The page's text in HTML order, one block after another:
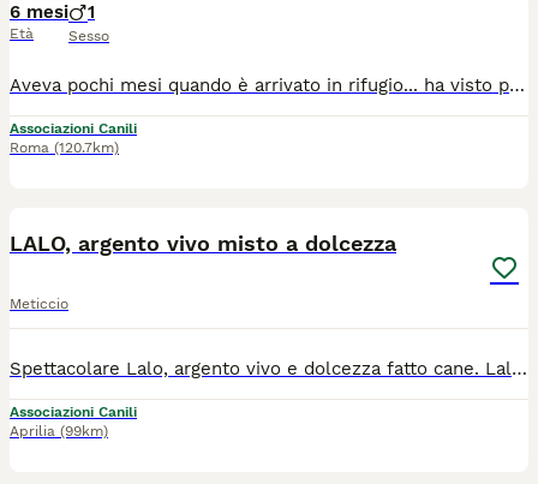
6 mesi
Età
1
Sesso
Aveva pochi mesi quando è arrivato in rifugio... ha visto partire tutti i fratelli, invece per Corfu' il box non si è mai aperto CHE TRISTEZZA E' un cucciolone dolcissimo, con tanta voglia di giocare e di correre... nessuno vuole adottarlo? Nato a febbraio 2024, pesa 17 kili ed è prontissimo per trascorrere una lunga vita in famiglia! Vaccinato e chippato Si trova nel basso Lazio, adottabile al nord e centro Italia! Presentazione su whazz app 3204847756 3772368159
Associazioni Canili
Roma (120.7km)
LALO, argento vivo misto a dolcezza
Meticcio
Spettacolare Lalo, argento vivo e dolcezza fatto cane. Lalo sembra un piccolo labrador di taglia medio contenuta, circa 15 kg e circa 4 anni. E' un cane dolcissimo con tutti e condivide la sua gabbia sia con maschie femmine, nessun problema neanche con i gatti. LALO e' un cane molto energico e quindi ha bisogno di giardino per poter scaricare le sue energie ma adora anche farsi coccolare a lungo da noi volontari. Si trova nel canile di Valmontone (RM). Si affida microchippato, sverminato, vaccinato, sterilizzato, test leishmaniosi negativo, con preaffido e iter di adozione al centro e nord Italia. Per info: Antonietta 338 4948846 (dopo le 17:00) Paola 331 4833716 Se non puoi adottare condividi l'appello, grazie
Associazioni Canili
Aprilia (99km)